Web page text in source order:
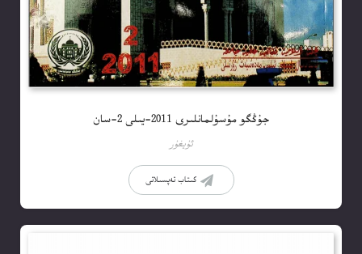
جۇڭگو مۇسۇلمانلىرى 2011-يىلى 2-سان
ئۇيغۇر
كىتاب تەپسىلاتى